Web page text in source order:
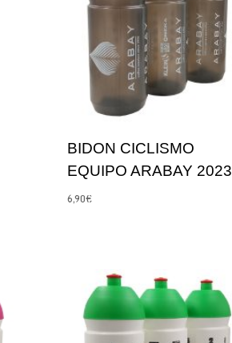
BIDON CICLISMO
EQUIPO ARABAY 2023
6,90€